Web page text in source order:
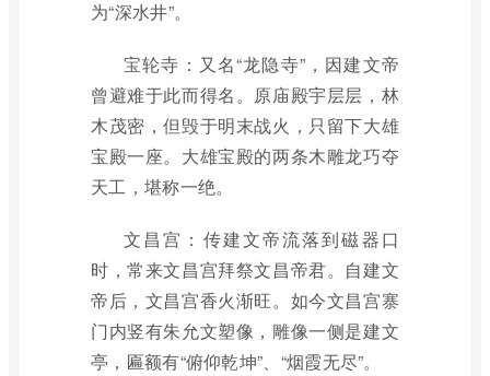
为“深水井”。
宝轮寺：又名“龙隐寺”，因建文帝
曾避难于此而得名。原庙殿宇层层，林
木茂密，但毁于明末战火，只留下大雄
宝殿一座。大雄宝殿的两条木雕龙巧夺
天工，堪称一绝。
文昌宫：传建文帝流落到磁器口
时，常来文昌宫拜祭文昌帝君。自建文
帝后，文昌宫香火渐旺。如今文昌宫寨
门内竖有朱允文塑像，雕像一侧是建文
亭，匾额有“俯仰乾坤”、“烟霞无尽”。